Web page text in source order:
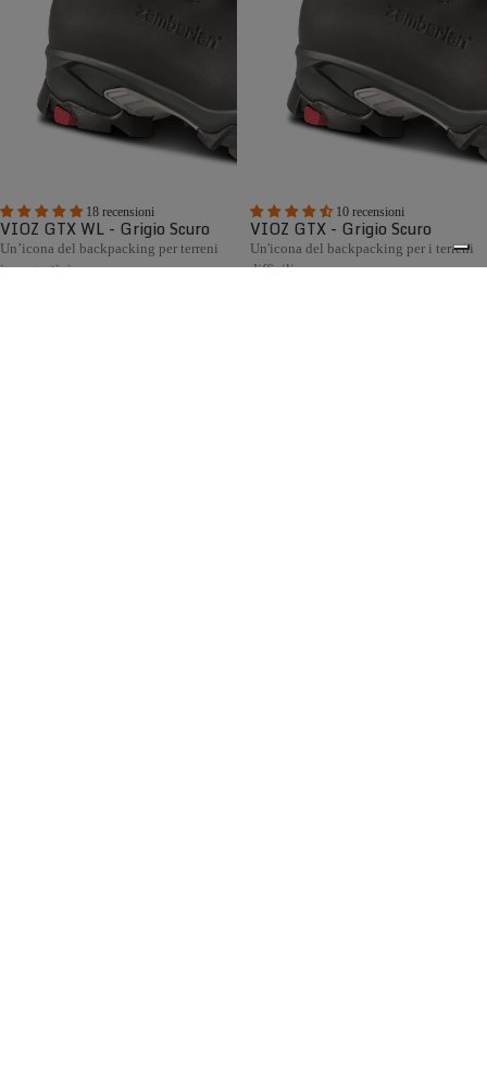
18 recensioni
VIOZ GTX WL - Grigio Scuro
Un’icona del backpacking per terreni
impegnativi
10 recensioni
VIOZ GTX - Grigio Scuro
Un'icona del backpacking per i terreni
difficili